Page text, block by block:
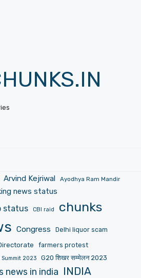
Arvind Kejriwal Ayodhya Ram Mandir
news status
status CBI raid chunks
Congress
Delhi liquor scam
farmers protest
Summit 2023 G20 शिखर सम्मेलन 2023
news in india INDIA